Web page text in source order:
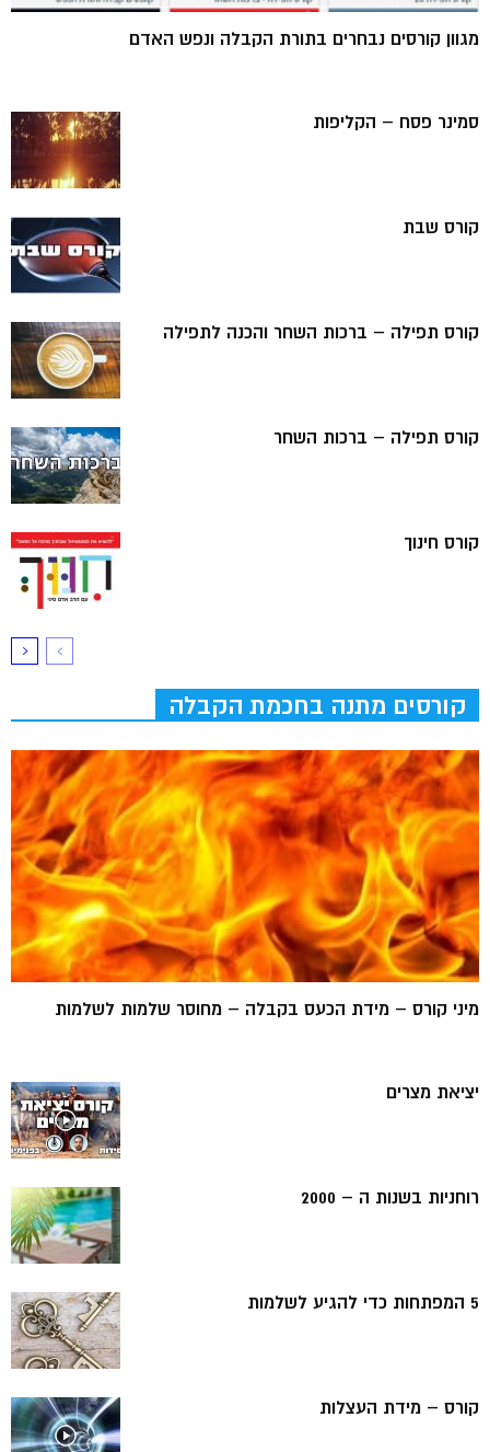
מגוון קורסים נבחרים בתורת הקבלה ונפש האדם
סמינר פסח – הקליפות
קורס שבת
קורס תפילה – ברכות השחר והכנה לתפילה
קורס תפילה – ברכות השחר
קורס חינוך
קורסים מתנה בחכמת הקבלה
מיני קורס – מידת הכעס בקבלה – מחוסר שלמות לשלמות
יציאת מצרים
רוחניות בשנות ה – 2000
5 המפתחות כדי להגיע לשלמות
קורס – מידת העצלות